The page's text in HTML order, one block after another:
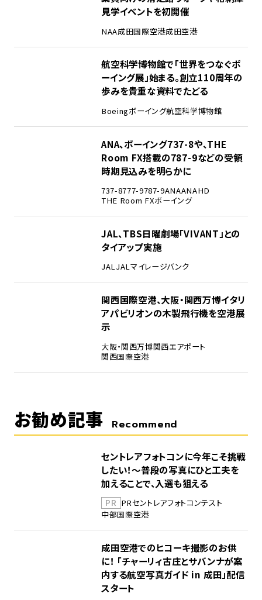
見学イベントを初開催
NAA成田国際空港成田空港
航空科学博物館で「世界をつなぐボ
ーイング展」始まる。創立110周年の
歩みを貴重な資料でたどる
Boeingボーイング航空科学博物館
ANA、ボーイング737-8や、THE
Room FX搭載の787-9などの受領
時期見込みを明らかに
737-8777-9787-9ANAANAHD
THE Room FXボーイング
JAL、TBS日曜劇場「VIVANT」との
タイアップ実施
JALJALマイレージバンク
関西国際空港、大阪・関西万博イタリ
アパビリオンの木製飛行機を空港展
示
大阪・関西万博関西エアポート
関西国際空港
お勧め記事 Recommend
セントレアフォトコンに今年こそ挑戦
したい！～普段の写真にひと工夫を
加えることで、入選も狙える
PR PRセントレアフォトコンテスト
中部国際空港
成田空港でのヒコーキ撮影のお供
に！ 「チャーリィ古庄とサバンナが案
内する航空写真ガイド in 成田」配信
スタート